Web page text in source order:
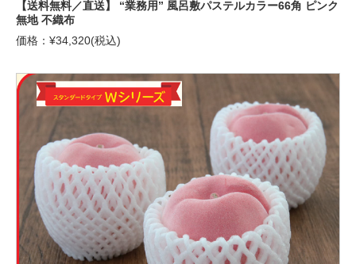
【送料無料／直送】 “業務用” 風呂敷パステルカラー66角 ピンク
無地 不織布
価格：¥34,320(税込)